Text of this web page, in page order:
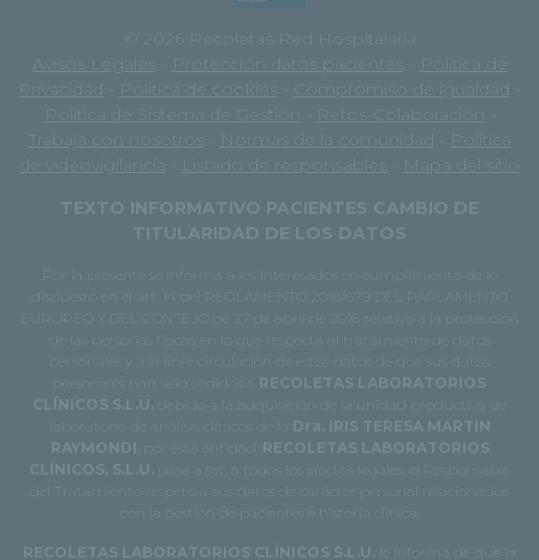
© 2026 Recoletas Red Hospitalaria
Avisos Legales
Protección datos pacientes
Política de
Privacidad
Política de cookies Compromiso de igualdad
Política de Sistema de Gestión
Retos-Colaboración
Trabaja con nosotros
Normas de la comunidad
Política
de videovigilancia
Listado de responsables
Mapa del sitio
TEXTO INFORMATIVO PACIENTES CAMBIO DE
TITULARIDAD DE LOS DATOS
Por la presente se informa a los interesados en cumplimiento de lo
dispuesto en el art. 14 del REGLAMENTO 2016/679 DEL PARLAMENTO
EUROPEO Y DEL CONSEJO de 27 de abril de 2016 relativo a la protección
de las personas físicas en lo que respecta al tratamiento de datos
personales y a la libre circulación de estos datos de que sus datos
RECOLETAS LABORATORIOS
CLÍNICOS S.L.U.
debido a la adquisición de la unidad productiva de
laboratorio de análisis clínicos de la Dra. IRIS TERESA MARTIN
RAYMONDI , por esta entidad. RECOLETAS LABORATORIOS
CLÍNICOS, S.L.U.
pasa a ser, a todos los efectos legales, el Responsable
del Tratamiento respeto a sus datos de carácter personal relacionados
con la gestión de pacientes e historia clínica.
RECOLETAS LABORATORIOS CLÍNICOS S.L.U. le informa de que la